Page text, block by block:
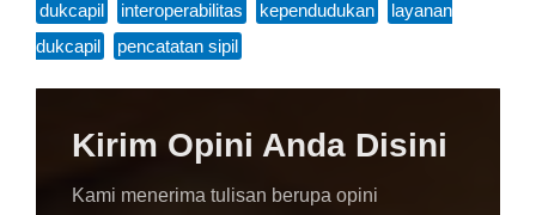
dukcapil interoperabilitas kependudukan
layanan
dukcapil
pencatatan sipil
Kirim Opini Anda Disini
Kami menerima tulisan berupa opini